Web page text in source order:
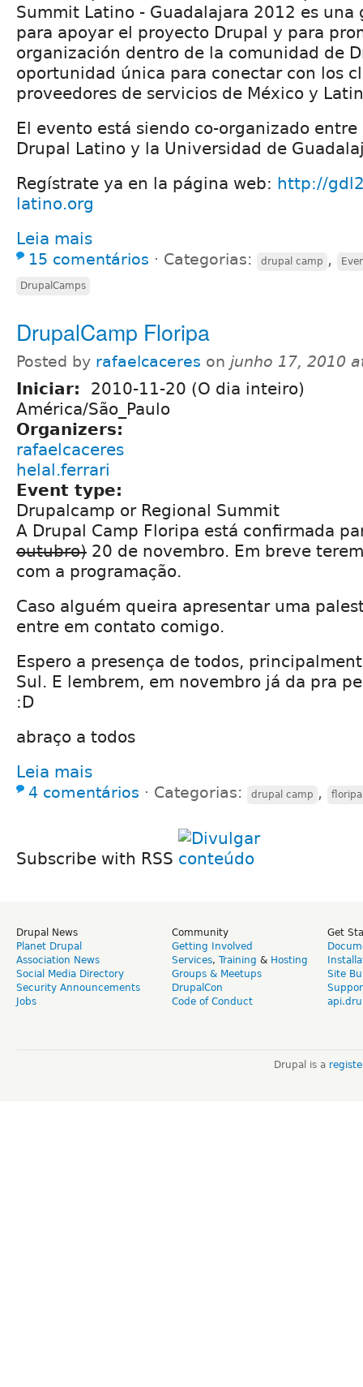
Summit Latino - Guadalajara 2012 es
para apoyar el proyecto Drupal y para
organización dentro de la comunidad de
oportunidad única para conectar con los
proveedores de servicios de México y
El evento está siendo co-organizado
Drupal Latino y la Universidad de
Regístrate ya en la página web: http://
latino.org
Leia mais
15 comentários ⋅ Categorias: drupal camp ,
DrupalCamps
DrupalCamp Floripa
Posted by rafaelcaceres on junho 17, 2010
Iniciar:
2010-11-20 (O dia inteiro)
América/São_Paulo
Organizers:
rafaelcaceres
helal.ferrari
Event type:
Drupalcamp or Regional Summit
A Drupal Camp Floripa está confirmada
outubro) 20 de novembro. Em breve
com a programação.
Caso alguém queira apresentar uma
entre em contato comigo.
Espero a presença de todos,
Sul. E lembrem, em novembro já da pra
:D
abraço a todos
Leia mais
4 comentários ⋅ Categorias: drupal camp , floripa
Subscribe with RSS
Drupal News
Planet Drupal
Association News
Social Media Directory
Security Announcements
Jobs
Community
Getting Involved
Services, Training & Hosting
Groups & Meetups
DrupalCon
Code of Conduct
Get
Site
Drupal is a